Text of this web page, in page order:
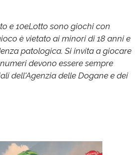
e 10eLotto sono giochi con
è vietato ai minori di 18 anni e
patologica. Si invita a giocare
devono essere sempre
dell'Agenzia delle Dogane e dei